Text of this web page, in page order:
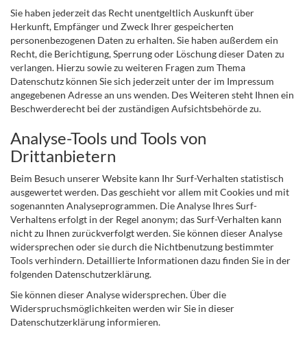
Sie haben jederzeit das Recht unentgeltlich Auskunft über
Herkunft, Empfänger und Zweck Ihrer gespeicherten
personenbezogenen Daten zu erhalten. Sie haben außerdem ein
Recht, die Berichtigung, Sperrung oder Löschung dieser Daten zu
verlangen. Hierzu sowie zu weiteren Fragen zum Thema
Datenschutz können Sie sich jederzeit unter der im Impressum
angegebenen Adresse an uns wenden. Des Weiteren steht Ihnen ein
Beschwerderecht bei der zuständigen Aufsichtsbehörde zu.
Analyse-Tools und Tools von
Drittanbietern
Beim Besuch unserer Website kann Ihr Surf-Verhalten statistisch
ausgewertet werden. Das geschieht vor allem mit Cookies und mit
sogenannten Analyseprogrammen. Die Analyse Ihres Surf-
Verhaltens erfolgt in der Regel anonym; das Surf-Verhalten kann
nicht zu Ihnen zurückverfolgt werden. Sie können dieser Analyse
widersprechen oder sie durch die Nichtbenutzung bestimmter
Tools verhindern. Detaillierte Informationen dazu finden Sie in der
folgenden Datenschutzerklärung.
Sie können dieser Analyse widersprechen. Über die
Widerspruchsmöglichkeiten werden wir Sie in dieser
Datenschutzerklärung informieren.